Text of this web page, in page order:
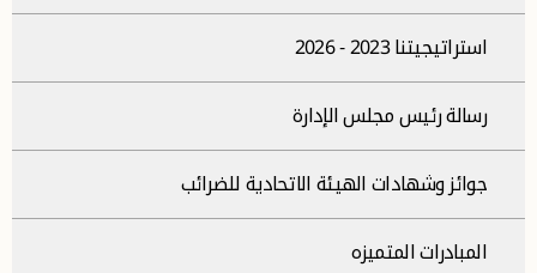
استراتيجيتنا 2023 - 2026
رسالة رئيس مجلس الإدارة
جوائز وشهادات الهيئة الاتحادية للضرائب
المبادرات المتميزه